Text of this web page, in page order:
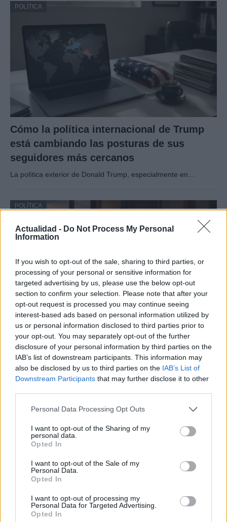
Actualidad - Do Not Process My Personal
Information
If you wish to opt-out of the sale, sharing to third parties, or
processing of your personal or sensitive information for
targeted advertising by us, please use the below opt-out
section to confirm your selection. Please note that after your
opt-out request is processed you may continue seeing
interest-based ads based on personal information utilized by
us or personal information disclosed to third parties prior to
your opt-out. You may separately opt-out of the further
disclosure of your personal information by third parties on the
IAB’s list of downstream participants. This information may
also be disclosed by us to third parties on the IAB’s List of
Downstream Participants that may further disclose it to other
Please note that this website/app uses one or more Google
not limited to your visit or usage behaviour. You may click to
grant or deny consent to Google and its third-party tags to
use your data for below specified purposes in below Google
consent section.
Personal Data Processing Opt Outs
I want to opt-out of the Sharing of my
personal data.
Opted In
I want to opt-out of the Sale of my
Personal Data.
Opted In
I want to opt-out of processing my
Personal Data for Targeted Advertising.
Opted In
POLÍTICA
Cómo la política internacional de Trump
está cambiando las posturas de sus
seguidores más cercanos
La política exterior de Donald Trump, especialmente en…
POLÍTICA
Análisis de la crisis migratoria en Ceuta y
las críticas internacionales a Pedro
Sánchez
La crisis migratoria en Ceuta ha generado fuertes…
POLÍTICA